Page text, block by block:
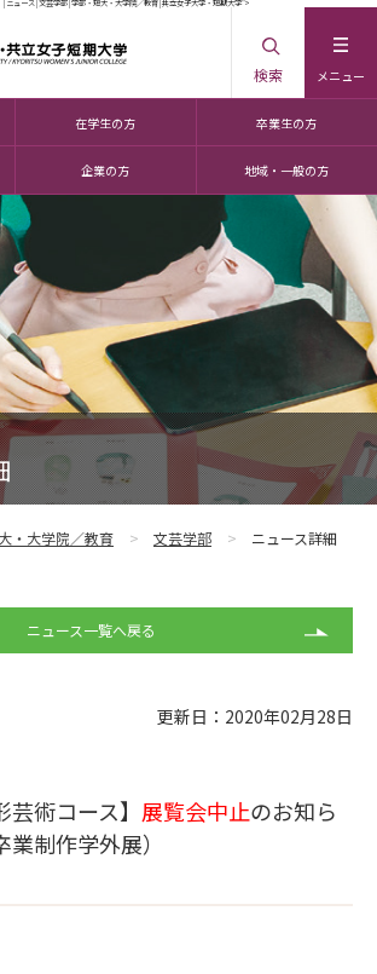
ュース | 文芸学部 | 学部・短大・大学院／教育 | 共立女子大学・短期大学">
メニュー
検索
在学生の方 卒業生の方
企業の方 地域・一般の方
・大学院／教育 文芸学部 ニュース詳細
ニュース一覧へ戻る
更新日：2020年02月28日
芸術コース】 展覧会中止のお知ら
制作学外展）